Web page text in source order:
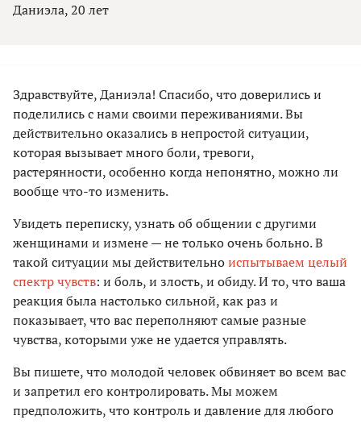
Даниэла, 20 лет
Здравствуйте, Даниэла! Спасибо, что доверились и
поделились с нами своими переживаниями. Вы
действительно оказались в непростой ситуации,
которая вызывает много боли, тревоги,
растерянности, особенно когда непонятно, можно ли
вообще что-то изменить.
Увидеть переписку, узнать об общении с другими
женщинами и измене — не только очень больно. В
такой ситуации мы действительноиспытываем целый
спектр чувств: и боль, и злость, и обиду. И то, что ваша
реакция была настолько сильной, как раз и
показывает, что вас переполняют самые разные
чувства, которыми уже не удается управлять.
Вы пишете, что молодой человек обвиняет во всем вас
и запретил его контролировать. Мы можем
предположить, что контроль и давление для любого